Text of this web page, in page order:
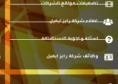
تصميمات مواقع الشركات
عملاء شركة رايز ايميل
اسئلة و اجوبة الاستضافة
وظائف شركة رايز ايميل